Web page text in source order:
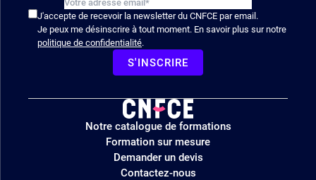
J'accepte de recevoir la newsletter du CNFCE par email.
Je peux me désinscrire à tout moment. En savoir plus sur notre
politique de confidentialité.
S'INSCRIRE
Logo
site
Notre catalogue de formations
Formation sur mesure
Demander un devis
Contactez-nous